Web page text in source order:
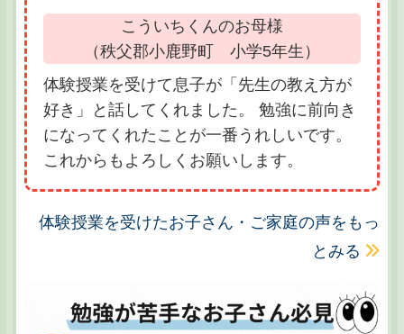
こういちくんのお母様
（秩父郡小鹿野町 小学5年生）
体験授業を受けて息子が「先生の教え方が
好き」と話してくれました。 勉強に前向き
になってくれたことが一番うれしいです。
これからもよろしくお願いします。
体験授業を受けたお子さん・ご家庭の声をもっ
とみる